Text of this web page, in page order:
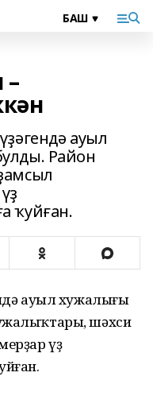
–
ауыл
Район
ҡуйған.
ауыл хужалығы
шәхси
үҙ